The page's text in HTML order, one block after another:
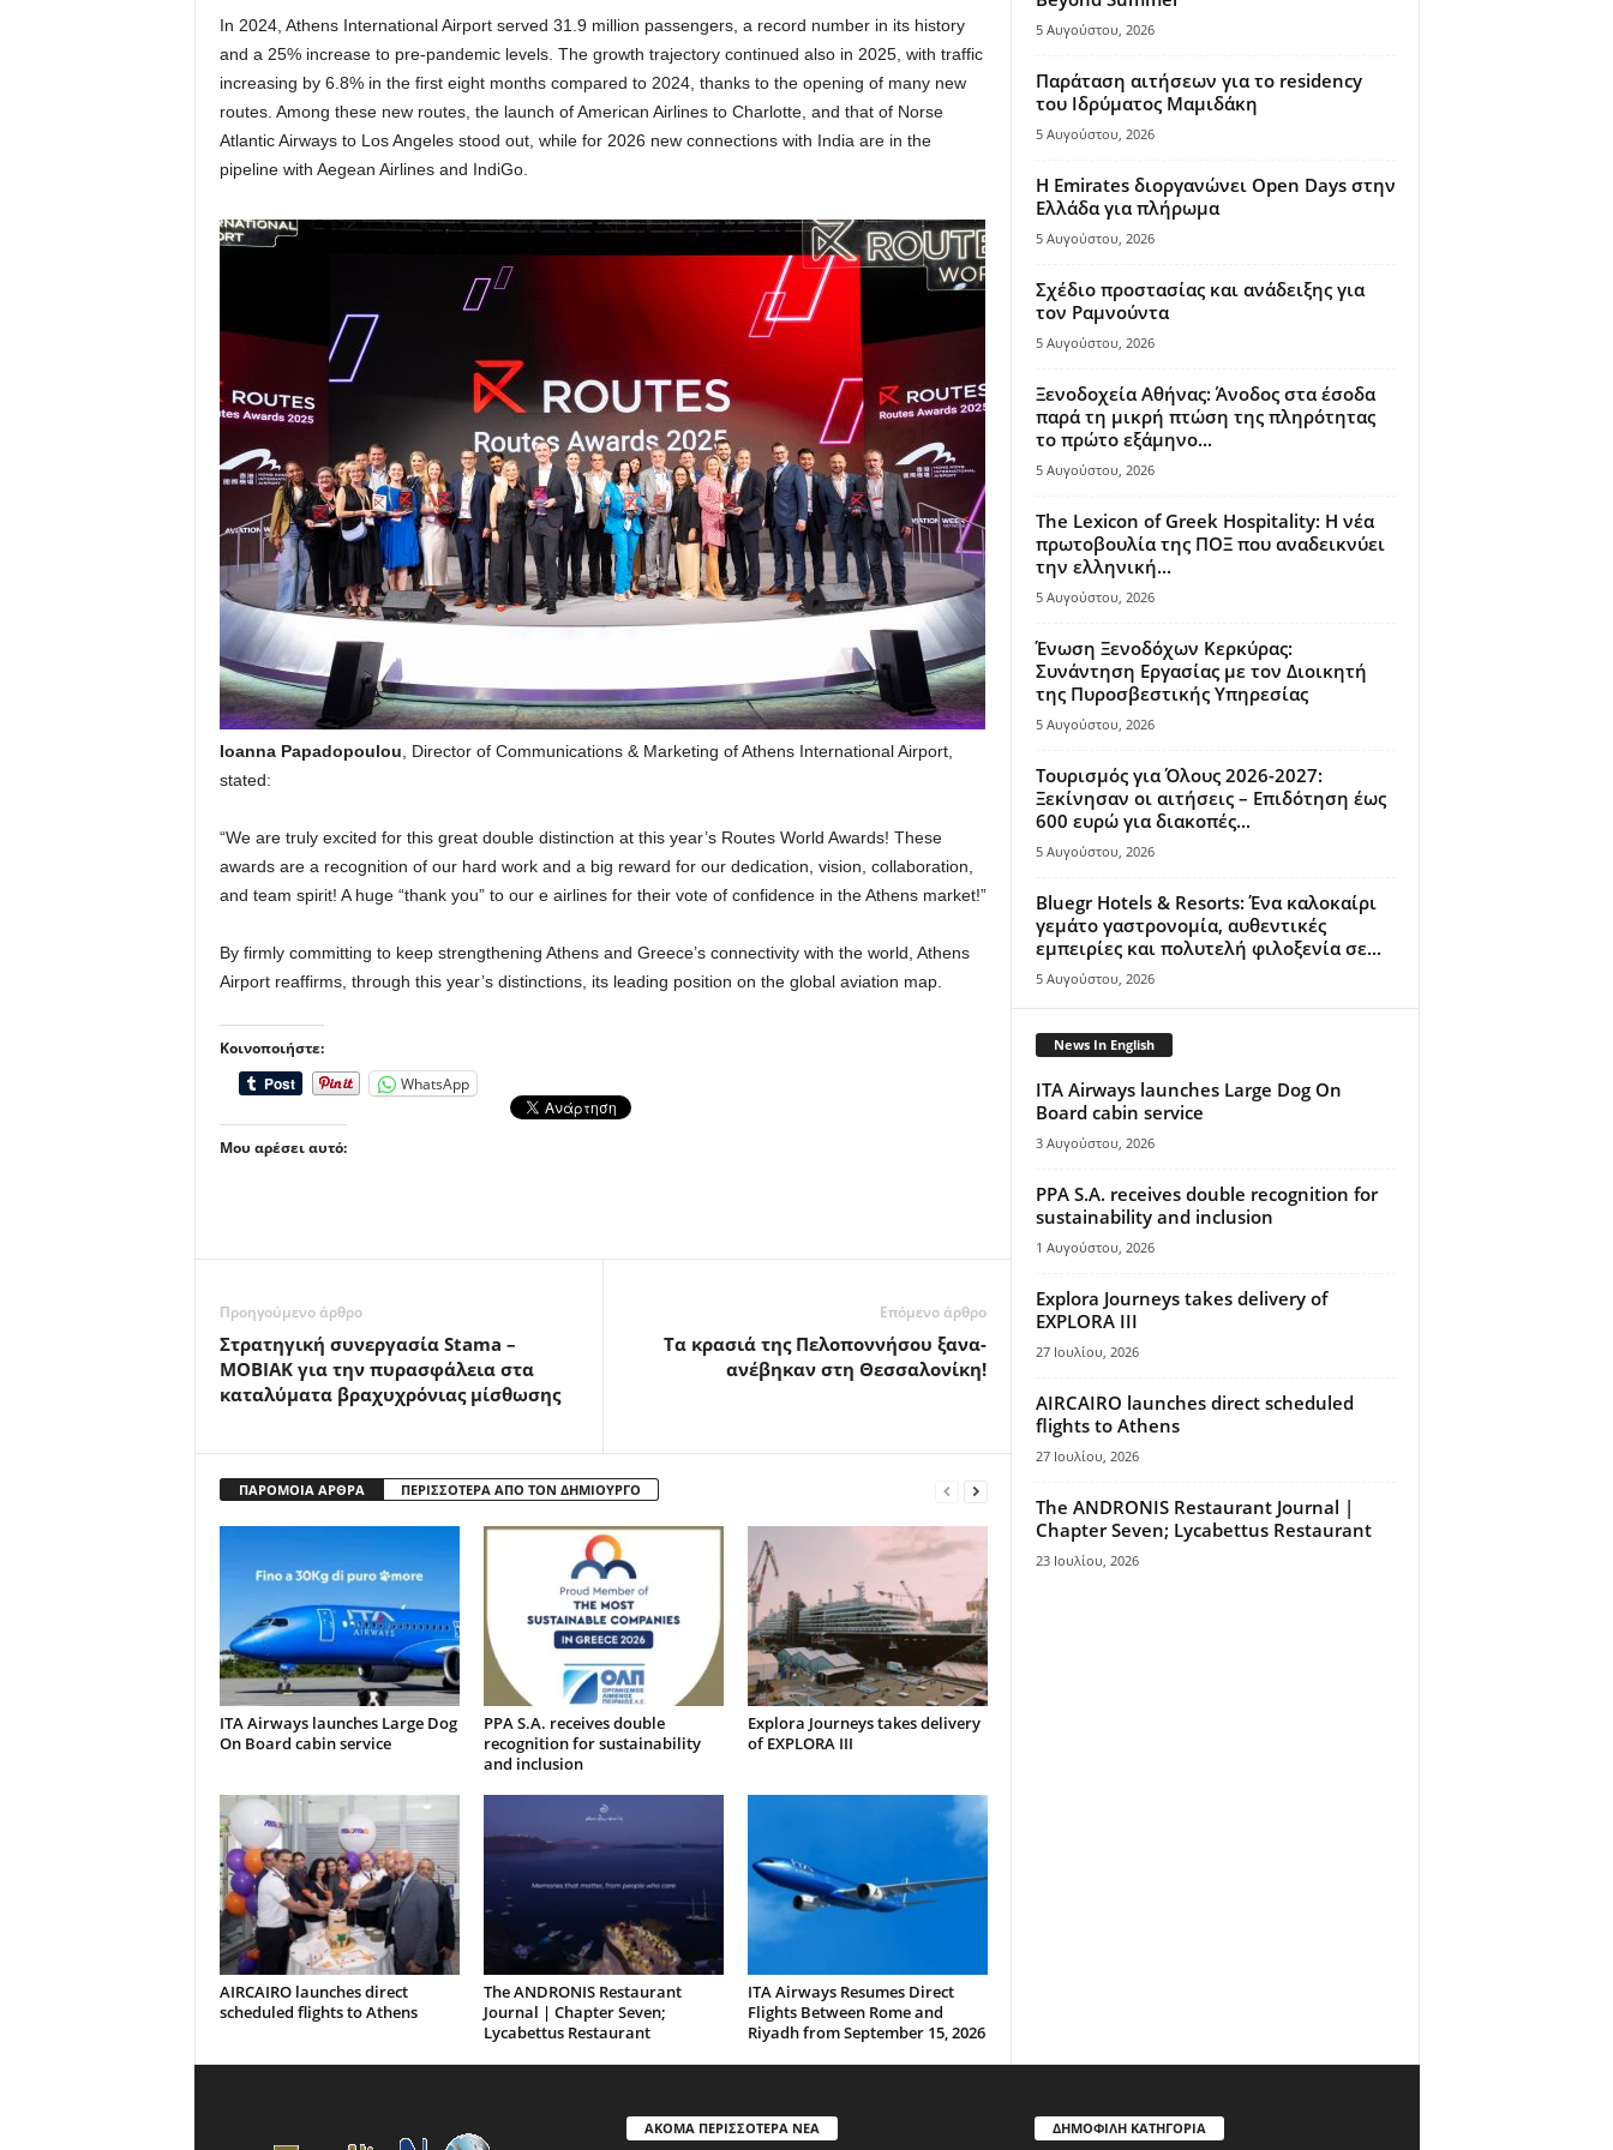
In 2024, Athens International Airport served 31.9 million passengers, a record number in its history
and a 25% increase to pre-pandemic levels. The growth trajectory continued also in 2025, with traffic
increasing by 6.8% in the first eight months compared to 2024, thanks to the opening of many new
routes. Among these new routes, the launch of American Airlines to Charlotte, and that of Norse
Atlantic Airways to Los Angeles stood out, while for 2026 new connections with India are in the
pipeline with Aegean Airlines and IndiGo.
Ioanna Papadopoulou , Director of Communications & Marketing of Athens International Airport,
stated:
“We are truly excited for this great double distinction at this year’s Routes World Awards! These
awards are a recognition of our hard work and a big reward for our dedication, vision, collaboration,
and team spirit! A huge “thank you” to our e airlines for their vote of confidence in the Athens market!”
By firmly committing to keep strengthening Athens and Greece’s connectivity with the world, Athens
Airport reaffirms, through this year’s distinctions, its leading position on the global aviation map.
Κοινοποιήστε:
WhatsApp
Μου αρέσει αυτό:
Προηγούμενο άρθρο
Στρατηγική συνεργασία Stama –
MOBIAK για την πυρασφάλεια στα
καταλύματα βραχυχρόνιας μίσθωσης
Επόμενο άρθρο
Τα κρασιά της Πελοποννήσου ξανα-
ανέβηκαν στη Θεσσαλονίκη!
ΠΑΡΟΜΟΙΑ ΑΡΘΡΑ ΠΕΡΙΣΣΟΤΕΡΑ ΑΠΟ ΤΟΝ ΔΗΜΙΟΥΡΓΟ
ITA Airways launches Large Dog
On Board cabin service
PPA S.A. receives double
recognition for sustainability
and inclusion
Explora Journeys takes delivery
of EXPLORA III
AIRCAIRO launches direct
scheduled flights to Athens
The ANDRONIS Restaurant
Journal | Chapter Seven;
Lycabettus Restaurant
ITA Airways Resumes Direct
Flights Between Rome and
Riyadh from September 15, 2026
5 Αυγούστου, 2026
Παράταση αιτήσεων για το residency
του Ιδρύματος Μαμιδάκη
5 Αυγούστου, 2026
Η Emirates διοργανώνει Open Days στην
Ελλάδα για πλήρωμα
5 Αυγούστου, 2026
Σχέδιο προστασίας και ανάδειξης για
τον Ραμνούντα
5 Αυγούστου, 2026
Ξενοδοχεία Αθήνας: Άνοδος στα έσοδα
παρά τη μικρή πτώση της πληρότητας
το πρώτο εξάμηνο...
5 Αυγούστου, 2026
The Lexicon of Greek Hospitality: Η νέα
πρωτοβουλία της ΠΟΞ που αναδεικνύει
την ελληνική...
5 Αυγούστου, 2026
Ένωση Ξενοδόχων Κερκύρας:
Συνάντηση Εργασίας με τον Διοικητή
της Πυροσβεστικής Υπηρεσίας
5 Αυγούστου, 2026
Τουρισμός για Όλους 2026-2027:
Ξεκίνησαν οι αιτήσεις – Επιδότηση έως
600 ευρώ για διακοπές...
5 Αυγούστου, 2026
Bluegr Hotels & Resorts: Ένα καλοκαίρι
γεμάτο γαστρονομία, αυθεντικές
εμπειρίες και πολυτελή φιλοξενία σε...
5 Αυγούστου, 2026
News In English
ITA Airways launches Large Dog On
Board cabin service
3 Αυγούστου, 2026
PPA S.A. receives double recognition for
sustainability and inclusion
1 Αυγούστου, 2026
Explora Journeys takes delivery of
EXPLORA III
27 Ιουλίου, 2026
AIRCAIRO launches direct scheduled
flights to Athens
27 Ιουλίου, 2026
The ANDRONIS Restaurant Journal |
Chapter Seven; Lycabettus Restaurant
23 Ιουλίου, 2026
ΑΚΟΜΑ ΠΕΡΙΣΣΟΤΕΡΑ ΝΕΑ ΔΗΜΟΦΙΛΗ ΚΑΤΗΓΟΡΙΑ